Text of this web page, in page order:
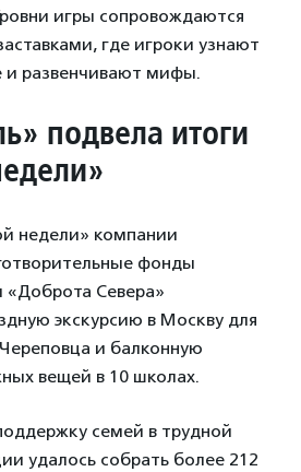
игры сопровождаются
где игроки узнают
и развенчивают мифы.
подвела итоги
недели» компании
фонды
«Доброта Севера»
экскурсию в Москву для
и балконную
вещей в 10 школах.
семей в трудной
удалось собрать более 212